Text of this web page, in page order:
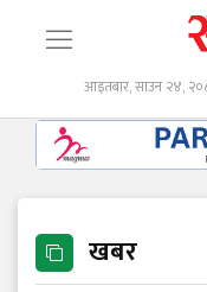
आइतबार, साउन २४,
खबर